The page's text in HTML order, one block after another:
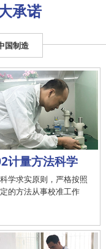
承诺
国制造
计量方法科学
学求实原则，严格按照
的方法从事校准工作